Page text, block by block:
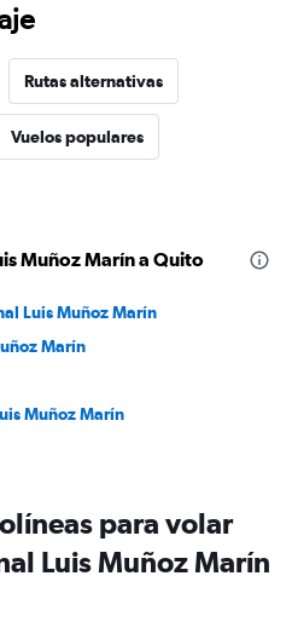
Rutas alternativas
Vuelos populares
Muñoz Marín a Quito
Luis Muñoz Marín
Marín
Muñoz Marín
para volar
Luis Muñoz Marín